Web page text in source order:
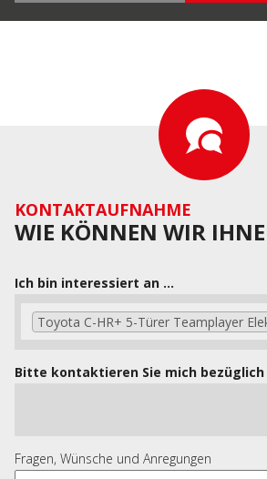
KONTAKTAUFNAHME
WIE KÖNNEN WIR
Ich bin interessiert an ...
Toyota C-HR+ 5-Türer Teamplayer
Bitte kontaktieren Sie mich bezüglich
Fragen, Wünsche und Anregungen